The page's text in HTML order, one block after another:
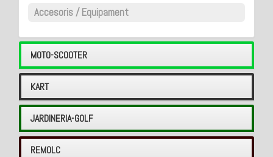
Accesoris / Equipament
MOTO-SCOOTER
KART
JARDINERIA-GOLF
REMOLC